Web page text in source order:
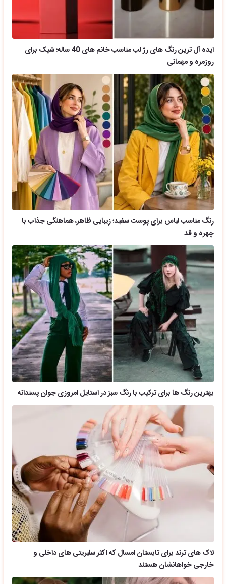
ایده آل ترین رنگ های رژ لب مناسب خانم های 40 ساله؛ شیک برای
روزمره و مهمانی
رنگ مناسب لباس برای پوست سفید؛ زیبایی ظاهر، هماهنگی جذاب با
چهره و قد
بهترین رنگ ها برای ترکیب با رنگ سبز در استایل امروزی جوان پسندانه
لاک های ترند برای تابستان امسال که اکثر سلبریتی های داخلی و
خارجی خواهانشان هستند